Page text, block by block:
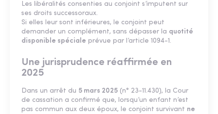
Les libéralités consenties au conjoint s’imputent sur
ses droits successoraux.
Si elles leur sont inférieures, le conjoint peut
demander un complément, sans dépasser la quotité
disponible spéciale prévue par l’article 1094-1.
Une jurisprudence réaffirmée en
2025
Dans un arrêt du 5 mars 2025 (n° 23-11.430), la Cour
de cassation a confirmé que, lorsqu’un enfant n’est
pas commun aux deux époux, le conjoint survivant ne